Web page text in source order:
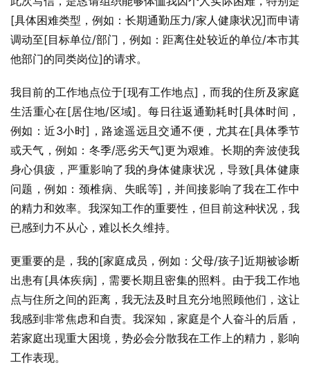
[具体困难类型，例如：长期通勤压力/家人健康状况]而申请
调动至[目标单位/部门，例如：距离住处较近的单位/本市其
他部门的同类岗位]的请求。
我目前的工作地点位于[现有工作地点]，而我的住所及家庭
生活重心在[居住地/区域]。每日往返通勤耗时[具体时间，
例如：近3小时]，路途遥远且交通不便，尤其在[具体季节
或天气，例如：冬季/恶劣天气]更为艰难。长期的奔波使我
身心俱疲，严重影响了我的身体健康状况，导致[具体健康
问题，例如：颈椎病、失眠等]，并间接影响了我在工作中
的精力和效率。我深知工作的重要性，但目前这种状况，我
已感到力不从心，难以长久维持。
更重要的是，我的[家庭成员，例如：父母/孩子]近期被诊断
出患有[具体疾病]，需要长期且密集的照料。由于我工作地
点与住所之间的距离，我无法及时且充分地照顾他们，这让
我感到非常焦虑和自责。我深知，家庭是个人奋斗的后盾，
若家庭出现重大困境，势必会分散我在工作上的精力，影响
工作表现。